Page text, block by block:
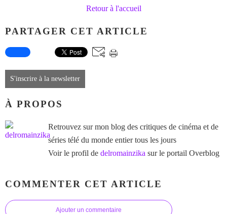
Retour à l'accueil
PARTAGER CET ARTICLE
S'inscrire à la newsletter
À PROPOS
Retrouvez sur mon blog des critiques de cinéma et de
séries télé du monde entier tous les jours
Voir le profil de delromainzika sur le portail Overblog
COMMENTER CET ARTICLE
Ajouter un commentaire